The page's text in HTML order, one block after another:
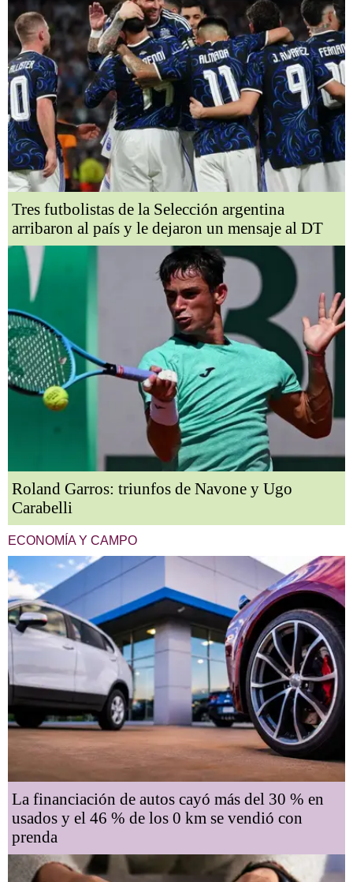
Tres futbolistas de la Selección argentina
arribaron al país y le dejaron un mensaje al DT
Roland Garros: triunfos de Navone y Ugo
Carabelli
ECONOMÍA Y CAMPO
La financiación de autos cayó más del 30 % en
usados y el 46 % de los 0 km se vendió con
prenda